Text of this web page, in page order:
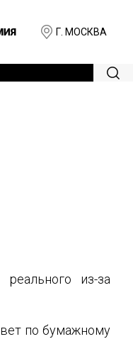
Г. МОСКВА
из-за
по бумажному